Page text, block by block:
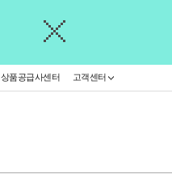
상품공급사센터 고객센터